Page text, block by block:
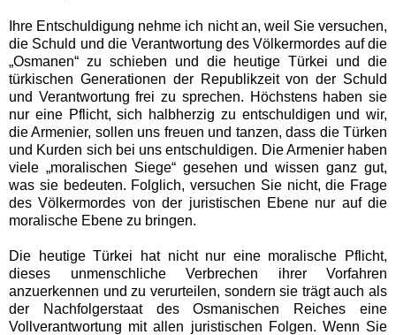
Ihre Entschuldigung nehme ich nicht an, weil Sie versuchen,
die Schuld und die Verantwortung des Völkermordes auf die
„Osmanen“ zu schieben und die heutige Türkei und die
türkischen Generationen der Republikzeit von der Schuld
und Verantwortung frei zu sprechen. Höchstens haben sie
nur eine Pflicht, sich halbherzig zu entschuldigen und wir,
die Armenier, sollen uns freuen und tanzen, dass die Türken
und Kurden sich bei uns entschuldigen. Die Armenier haben
viele „moralischen Siege“ gesehen und wissen ganz gut,
was sie bedeuten. Folglich, versuchen Sie nicht, die Frage
des Völkermordes von der juristischen Ebene nur auf die
moralische Ebene zu bringen.
Die heutige Türkei hat nicht nur eine moralische Pflicht,
dieses unmenschliche Verbrechen ihrer Vorfahren
anzuerkennen und zu verurteilen, sondern sie trägt auch als
der Nachfolgerstaat des Osmanischen Reiches eine
Vollverantwortung mit allen juristischen Folgen. Wenn Sie